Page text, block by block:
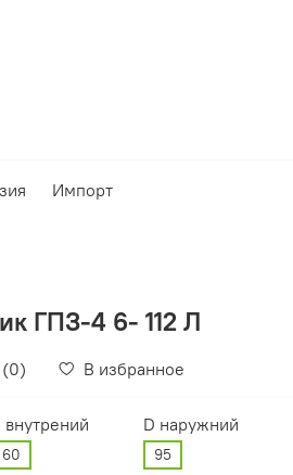
Импорт
ГПЗ-4 6- 112 Л
(0) В избранное
внутрений
60
D наружний
95